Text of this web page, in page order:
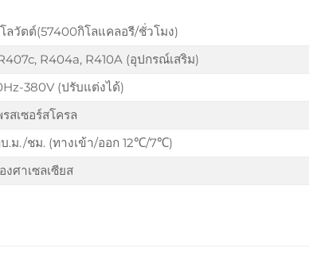
ลวัตต์(57400กิโลแคลอรี/ชั่วโมง)
R404a, R410A (อุปกรณ์เสริม)
380V (ปรับแต่งได้)
สเซอร์สโครล
บ.ม./ชม. (ทางเข้า/ออก 12℃/7℃)
งศาเซลเซียส